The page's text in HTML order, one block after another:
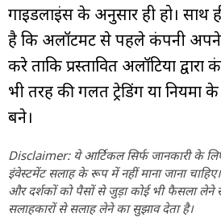
गाइडलाइंस के अनुसार ही हो। साथ
है कि अलॉटमेंट से पहले कंपनी
करे ताकि प्रस्तावित अलॉटियों
भी तरह की गलत ट्रेडिंग या नियमों
बने।
Disclaimer: ये आर्टिकल सिर्फ जानकारी के
इंवेस्टमेंट सलाह के रूप में नहीं माना जाना
और दर्शकों को पैसों से जुड़ा कोई भी फैसला लेने
सलाहकारों से सलाह लेने का सुझाव देता है।